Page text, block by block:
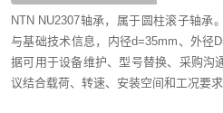
NTN NU2307轴承，属于圆柱滚子轴承
与基础技术信息，内径d=35mm、外径
据可用于设备维护、型号替换、采购沟
议结合载荷、转速、安装空间和工况要求